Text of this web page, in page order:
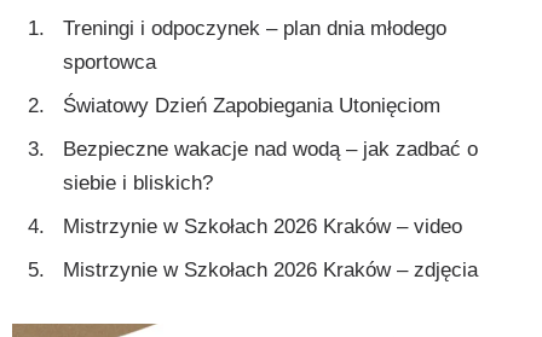
Treningi i odpoczynek – plan dnia młodego
sportowca
Światowy Dzień Zapobiegania Utonięciom
Bezpieczne wakacje nad wodą – jak zadbać o
siebie i bliskich?
Mistrzynie w Szkołach 2026 Kraków – video
Mistrzynie w Szkołach 2026 Kraków – zdjęcia